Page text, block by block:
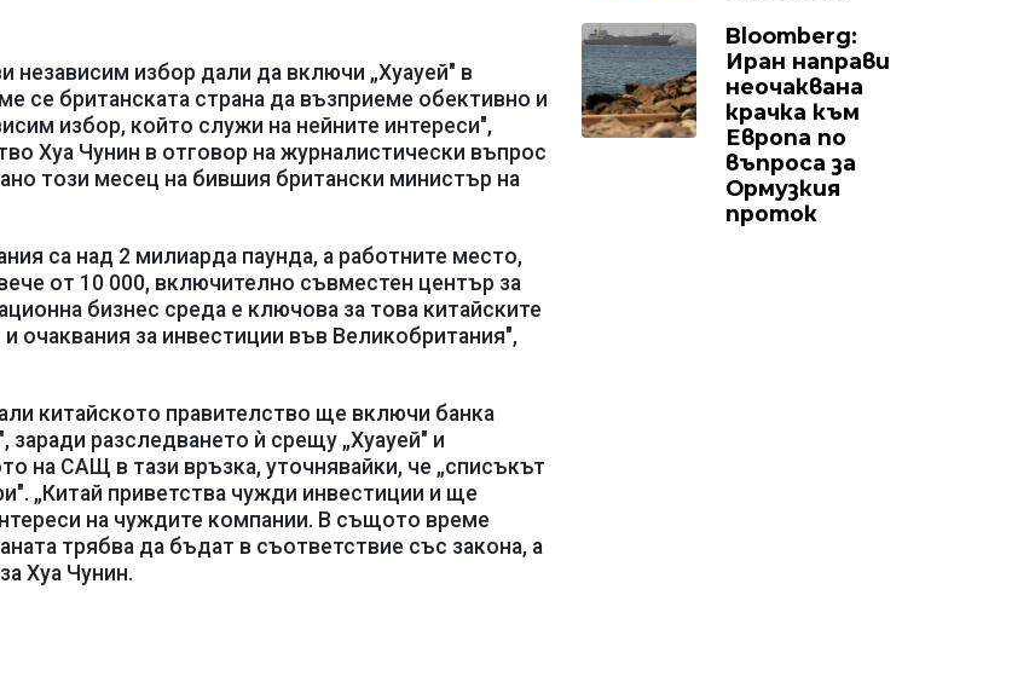
независим избор дали да включи „Хуауей" в
се британската страна да възприеме обективно и
избор, който служи на нейните интереси",
Хуа Чунин в отговор на журналистически въпрос
този месец на бившия британски министър на
са над 2 милиарда паунда, а работните место,
от 10 000, включително съвместен център за
бизнес среда е ключова за това китайските
очаквания за инвестиции във Великобритания",
китайското правителство ще включи банка
разследването ѝ срещу „Хуауей" и
на САЩ в тази връзка, уточнявайки, че „списъкът
„Китай приветства чужди инвестиции и ще
на чуждите компании. В същото време
трябва да бъдат в съответствие със закона, а
Хуа Чунин.
Bloomberg:
Иран направи
неочаквана
крачка към
Европа по
въпроса за
Ормузкия
проток